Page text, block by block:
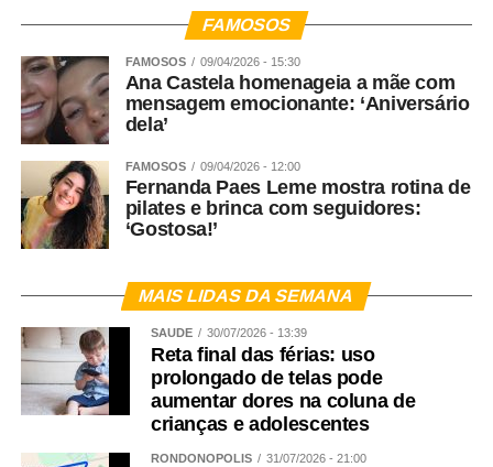
FAMOSOS
FAMOSOS 09/04/2026 - 15:30
Ana Castela homenageia a mãe com
mensagem emocionante: ‘Aniversário
dela’
FAMOSOS 09/04/2026 - 12:00
Fernanda Paes Leme mostra rotina de
pilates e brinca com seguidores:
‘Gostosa!’
MAIS LIDAS DA SEMANA
SAÚDE 30/07/2026 - 13:39
Reta final das férias: uso
prolongado de telas pode
aumentar dores na coluna de
crianças e adolescentes
RONDONÓPOLIS 31/07/2026 - 21:00